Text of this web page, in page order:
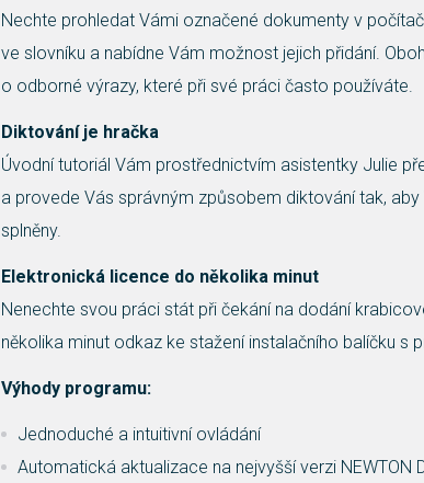
Nechte prohledat Vámi označené dokumenty v
ve slovníku a nabídne Vám možnost jejich přidání.
o odborné výrazy, které při své práci často používáte.
Diktování je hračka
Úvodní tutoriál Vám prostřednictvím asistentky Julie
a provede Vás správným způsobem diktování tak,
splněny.
Elektronická licence do několika minut
Nenechte svou práci stát při čekání na dodání
několika minut odkaz ke stažení instalačního balíčku s
Výhody programu:
Jednoduché a intuitivní ovládání
Automatická aktualizace na nejvyšší verzi NEWTON